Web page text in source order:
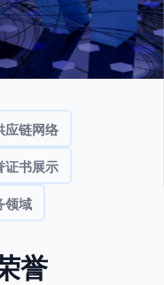
应链网络
证书展示
领域
誉